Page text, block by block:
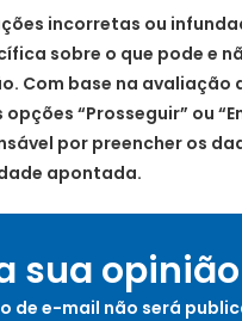
incorretas ou
sobre o que pode e
Com base na avaliação
“Prosseguir” ou
por preencher os
apontada.
sua opinião
de e-mail não será